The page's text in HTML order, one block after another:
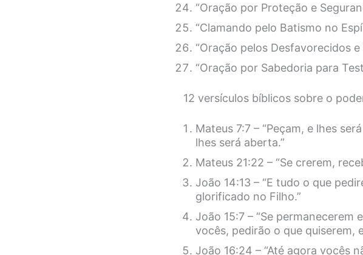
“Oração por Proteção e
“Clamando pelo Batismo no
“Oração pelos Desfavorecidos
“Oração por Sabedoria para
12 versículos bíblicos sobre o
Mateus 7:7 – “Peçam, e lhes
lhes será aberta.”
Mateus 21:22 – “Se crerem,
João 14:13 – “E tudo o que
glorificado no Filho.”
João 15:7 – “Se permanecerem
vocês, pedirão o que quiserem,
João 16:24 – “Até agora vocês